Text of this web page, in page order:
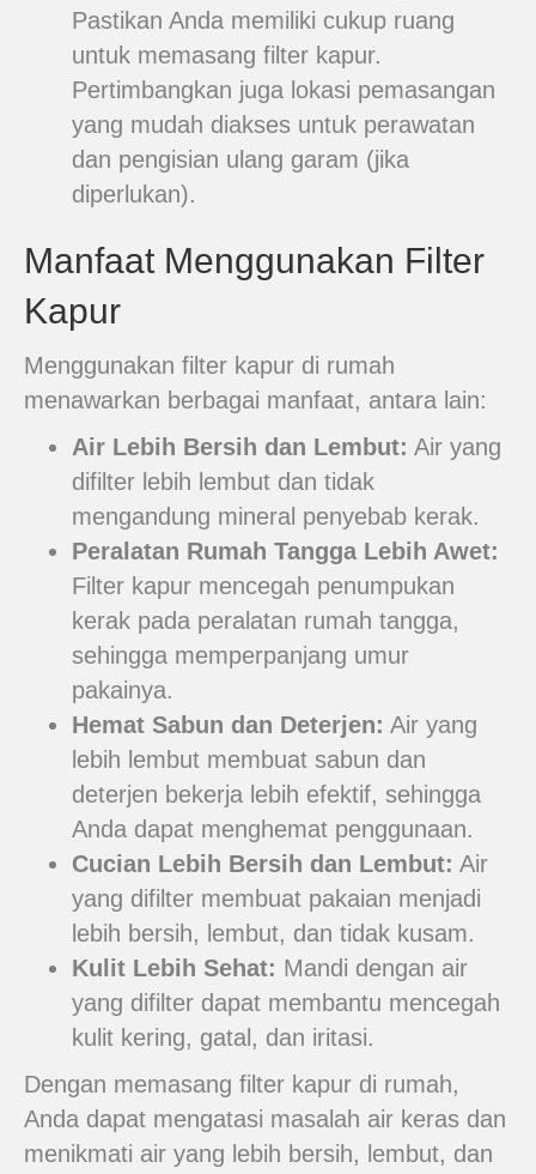
Pastikan Anda memiliki cukup ruang
untuk memasang filter kapur.
Pertimbangkan juga lokasi pemasangan
yang mudah diakses untuk perawatan
dan pengisian ulang garam (jika
diperlukan).
Manfaat Menggunakan Filter
Kapur
Menggunakan filter kapur di rumah
menawarkan berbagai manfaat, antara lain:
Air Lebih Bersih dan Lembut: Air yang
difilter lebih lembut dan tidak
mengandung mineral penyebab kerak.
Peralatan Rumah Tangga Lebih Awet:
Filter kapur mencegah penumpukan
kerak pada peralatan rumah tangga,
sehingga memperpanjang umur
pakainya.
Hemat Sabun dan Deterjen: Air yang
lebih lembut membuat sabun dan
deterjen bekerja lebih efektif, sehingga
Anda dapat menghemat penggunaan.
Cucian Lebih Bersih dan Lembut: Air
yang difilter membuat pakaian menjadi
lebih bersih, lembut, dan tidak kusam.
Kulit Lebih Sehat: Mandi dengan air
yang difilter dapat membantu mencegah
kulit kering, gatal, dan iritasi.
Dengan memasang filter kapur di rumah,
Anda dapat mengatasi masalah air keras dan
menikmati air yang lebih bersih, lembut, dan